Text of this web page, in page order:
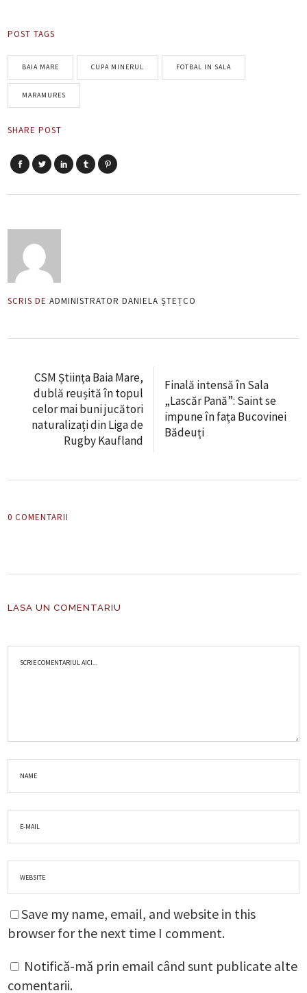
POST TAGS
BAIA MARE CUPA MINERUL FOTBAL IN SALA
MARAMURES
SHARE POST
SCRIS DE ADMINISTRATOR DANIELA ȘTEȚCO
CSM Știința Baia Mare,
dublă reușită în topul
celor mai buni jucători
naturalizați din Liga de
Rugby Kaufland
Finală intensă în Sala
„Lascăr Pană”: Saint se
impune în fața Bucovinei
Bădeuți
0 COMENTARII
LASA UN COMENTARIU
Save my name, email, and website in this
browser for the next time I comment.
Notifică-mă prin email când sunt publicate alte
comentarii.